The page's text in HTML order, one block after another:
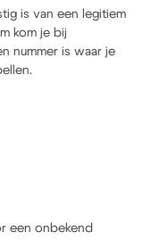
is van een legitiem
kom je bij
nummer is waar je
een onbekend